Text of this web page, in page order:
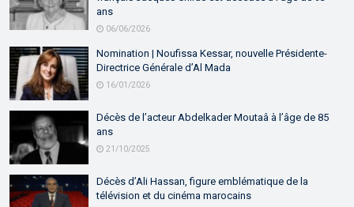
ans
06/06/2026
Nomination | Noufissa Kessar, nouvelle Présidente-
Directrice Générale d’Al Mada
16/01/2026
Décès de l’acteur Abdelkader Moutaâ à l’âge de 85
ans
21/10/2025
Décès d’Ali Hassan, figure emblématique de la
télévision et du cinéma marocains